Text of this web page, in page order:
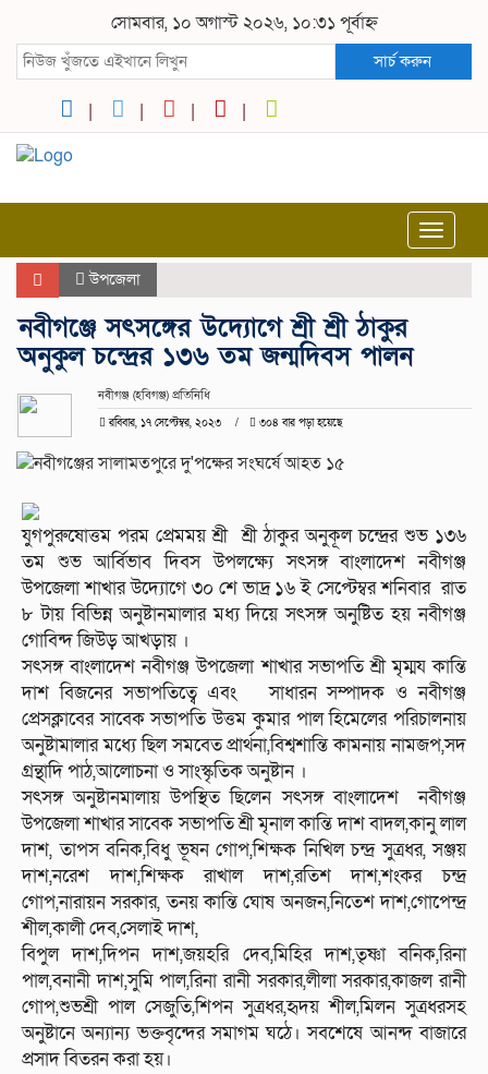
সোমবার, ১০ অগাস্ট ২০২৬, ১০:৩১ পূর্বাহ্ন
সার্চ করুন
Toggle
উপজেলা
নবীগঞ্জে সৎসঙ্গের উদ্যোগে শ্রী শ্রী ঠাকুর
অনুকুল চন্দ্রের ১৩৬ তম জন্মদিবস পালন
নবীগঞ্জ (হবিগঞ্জ) প্রতিনিধি
রবিবার, ১৭ সেপ্টেম্বর, ২০২৩ ৩০৪ বার পড়া হয়েছে
যুগপুরুষোত্তম পরম প্রেমময় শ্রী শ্রী ঠাকুর অনুকূল চন্দ্রের শুভ ১৩৬
তম শুভ আর্বিভাব দিবস উপলক্ষ্যে সৎসঙ্গ বাংলাদেশ নবীগঞ্জ
উপজেলা শাখার উদ্যোগে ৩০ শে ভাদ্র ১৬ ই সেপ্টেম্বর শনিবার রাত
৮ টায় বিভিন্ন অনুষ্টানমালার মধ্য দিয়ে সৎসঙ্গ অনুষ্টিত হয় নবীগঞ্জ
গোবিন্দ জিউড় আখড়ায় ।
সৎসঙ্গ বাংলাদেশ নবীগঞ্জ উপজেলা শাখার সভাপতি শ্রী মৃম্ময কান্তি
দাশ বিজনের সভাপতিত্বে এবং সাধারন সম্পাদক ও নবীগঞ্জ
প্রেসক্লাবের সাবেক সভাপতি উত্তম কুমার পাল হিমেলের পরিচালনায়
অনুষ্টামালার মধ্যে ছিল সমবেত প্রার্থনা,বিশ্বশান্তি কামনায় নামজপ,সদ
গ্রন্থাদি পাঠ,আলোচনা ও সাংস্কৃতিক অনুষ্টান ।
সৎসঙ্গ অনুষ্টানমালায় উপস্থিত ছিলেন সৎসঙ্গ বাংলাদেশ নবীগঞ্জ
উপজেলা শাখার সাবেক সভাপতি শ্রী মৃনাল কান্তি দাশ বাদল,কানু লাল
দাশ, তাপস বনিক,বিধু ভূষন গোপ,শিক্ষক নিখিল চন্দ্র সুত্রধর, সঞ্জয়
দাশ,নরেশ দাশ,শিক্ষক রাখাল দাশ,রতিশ দাশ,শংকর চন্দ্র
গোপ,নারায়ন সরকার, তনয় কান্তি ঘোষ অনজন,নিতেশ দাশ,গোপেন্দ্র
শীল,কালী দেব,সেলাই দাশ,
বিপুল দাশ,দিপন দাশ,জয়হরি দেব,মিহির দাশ,তৃষ্ণা বনিক,রিনা
পাল,বনানী দাশ,সুমি পাল,রিনা রানী সরকার,লীলা সরকার,কাজল রানী
গোপ,শুভশ্রী পাল সেজুতি,শিপন সুত্রধর,হৃদয় শীল,মিলন সুত্রধরসহ
অনুষ্টানে অন্যান্য ভক্তবৃন্দের সমাগম ঘঠে। সবশেষে আনন্দ বাজারে
প্রসাদ বিতরন করা হয়।